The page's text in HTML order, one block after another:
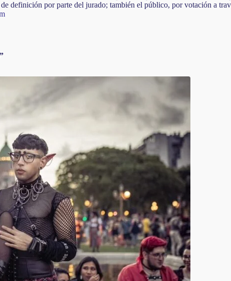
definición por parte del jurado; también el público, por votación a